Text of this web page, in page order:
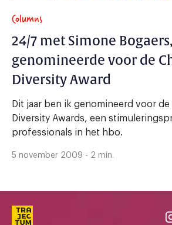
Columns
24/7 met Simone Bogaers,
genomineerde voor de
Diversity Award
Dit jaar ben ik genomineerd voor
Diversity Awards, een
professionals in het hbo.
5 november 2009 - 2 min.